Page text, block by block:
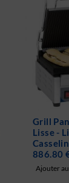
Grill
Lisse -
Casselin
886.80
Ajouter